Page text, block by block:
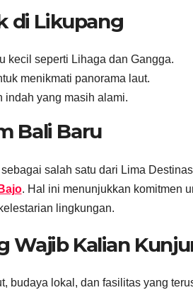
di Likupang
kecil seperti Lihaga dan Gangga.
menikmati panorama laut.
indah yang masih alami.
Bali Baru
salah satu dari Lima
. Hal ini menunjukkan komitmen
lingkungan.
Wajib Kalian
budaya lokal, dan fasilitas yang